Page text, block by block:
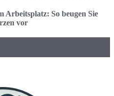
Arbeitsplatz: So beugen Sie
vor